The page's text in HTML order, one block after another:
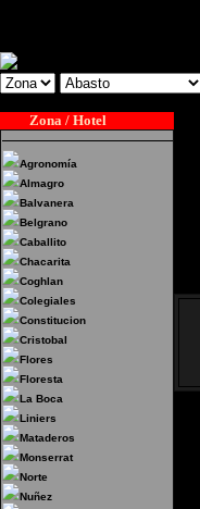
Zona / Hotel
Agronomía
Almagro
Balvanera
Belgrano
Caballito
Chacarita
Coghlan
Colegiales
Constitucion
Cristobal
Flores
Floresta
La Boca
Liniers
Mataderos
Monserrat
Norte
Nuñez